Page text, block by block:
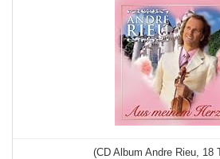
(CD Album Andre Rieu, 18